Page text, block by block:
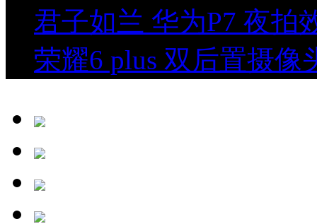
君子如兰 华为P7 夜拍
荣耀6 plus 双后置摄像